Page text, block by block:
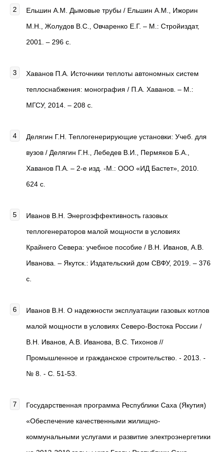
Ельшин А.М. Дымовые трубы / Ельшин А.М., Ижорин
М.Н., Жолудов В.С., Овчаренко Е.Г. – М.: Стройиздат,
2001. – 296 с.
Хаванов П.А. Источники теплоты автономных систем
теплоснабжения: монография / П.А. Хаванов. – М.:
МГСУ, 2014. – 208 с.
Делягин Г.Н. Теплогенерирующие установки: Учеб. для
вузов / Делягин Г.Н., Лебедев В.И., Пермяков Б.А.,
Хаванов П.А. – 2-е изд. -М.: ООО «ИД Бастет», 2010.
624 с.
Иванов В.Н. Энергоэффективность газовых
теплогенераторов малой мощности в условиях
Крайнего Севера: учебное пособие / В.Н. Иванов, А.В.
Иванова. – Якутск.: Издательский дом СВФУ, 2019. – 376
с.
Иванов В.Н. О надежности эксплуатации газовых котлов
малой мощности в условиях Северо-Востока России /
В.Н. Иванов, А.В. Иванова, B.C. Тихонов //
Промышленное и гражданское строительство. - 2013. -
№ 8. - С. 51-53.
Государственная программа Республики Саха (Якутия)
«Обеспечение качественными жилищно-
коммунальными услугами и развитие электроэнергетики